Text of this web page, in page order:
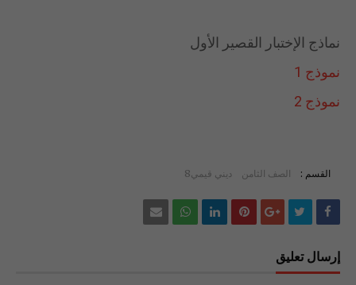
نماذج الإختبار القصير الأول
نموذج 1
نموذج 2
القسم : الصف الثامن ديني قيمي8
إرسال تعليق